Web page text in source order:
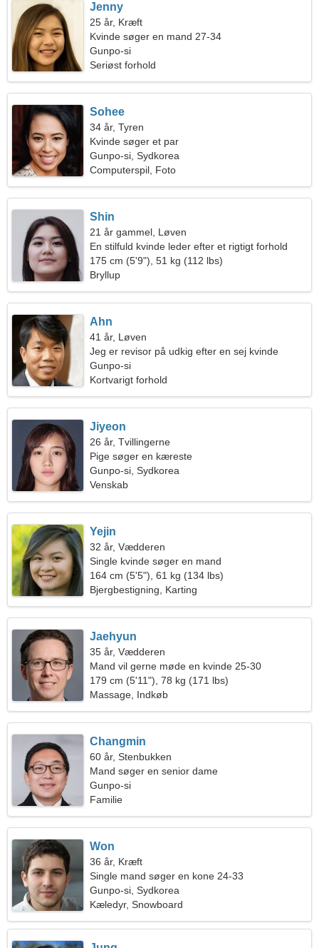
Jenny
25 år, Kræft
Kvinde søger en mand 27-34
Gunpo-si
Seriøst forhold
Sohee
34 år, Tyren
Kvinde søger et par
Gunpo-si, Sydkorea
Computerspil, Foto
Shin
21 år gammel, Løven
En stilfuld kvinde leder efter et rigtigt forhold
175 cm (5'9"), 51 kg (112 lbs)
Bryllup
Ahn
41 år, Løven
Jeg er revisor på udkig efter en sej kvinde
Gunpo-si
Kortvarigt forhold
Jiyeon
26 år, Tvillingerne
Pige søger en kæreste
Gunpo-si, Sydkorea
Venskab
Yejin
32 år, Vædderen
Single kvinde søger en mand
164 cm (5'5"), 61 kg (134 lbs)
Bjergbestigning, Karting
Jaehyun
35 år, Vædderen
Mand vil gerne møde en kvinde 25-30
179 cm (5'11"), 78 kg (171 lbs)
Massage, Indkøb
Changmin
60 år, Stenbukken
Mand søger en senior dame
Gunpo-si
Familie
Won
36 år, Kræft
Single mand søger en kone 24-33
Gunpo-si, Sydkorea
Kæledyr, Snowboard